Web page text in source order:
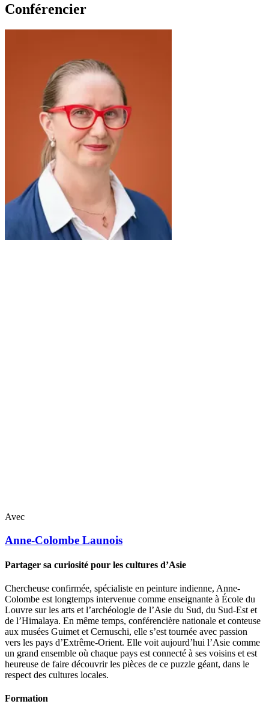
Conférencier
Avec
Anne-Colombe Launois
Partager sa curiosité pour les cultures d’Asie
Chercheuse confirmée, spécialiste en peinture indienne, Anne-
Colombe est longtemps intervenue comme enseignante à École du
Louvre sur les arts et l’archéologie de l’Asie du Sud, du Sud-Est et
de l’Himalaya. En même temps, conférencière nationale et conteuse
aux musées Guimet et Cernuschi, elle s’est tournée avec passion
vers les pays d’Extrême-Orient. Elle voit aujourd’hui l’Asie comme
un grand ensemble où chaque pays est connecté à ses voisins et est
heureuse de faire découvrir les pièces de ce puzzle géant, dans le
respect des cultures locales.
Formation